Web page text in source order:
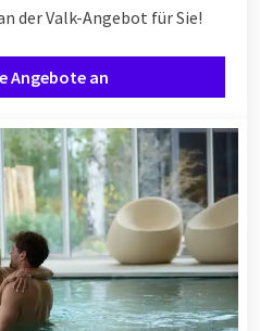
der Valk-Angebot für Sie!
Angebote an